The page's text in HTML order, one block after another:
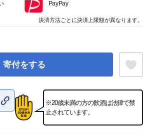
寄付をする
お気に入
※20歳未満の方の飲酒は法律で禁
止されています。
PayPay
決済方法ごとに決済上限額が異なります。